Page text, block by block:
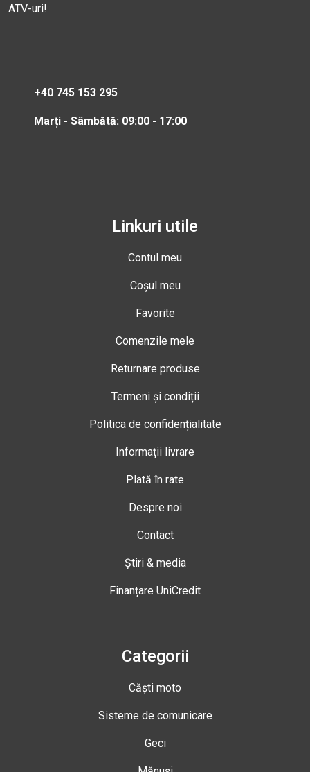
ATV-uri!
+40 745 153 295
Marți - Sâmbătă: 09:00 - 17:00
Linkuri utile
Contul meu
Coșul meu
Favorite
Comenzile mele
Returnare produse
Termeni și condiții
Politica de confidențialitate
Informații livrare
Plată în rate
Despre noi
Contact
Știri & media
Finanțare UniCredit
Categorii
Căști moto
Sisteme de comunicare
Geci